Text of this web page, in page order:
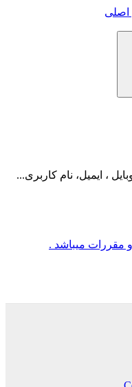
اصلی
، ایمیل، نام کاربری...
مقررات میباشد .